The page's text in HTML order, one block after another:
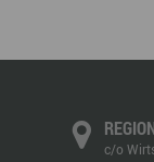
c/o